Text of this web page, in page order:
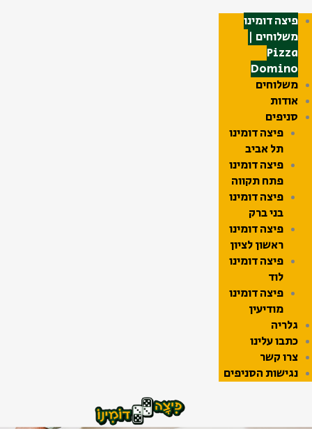
פיצה דומינו
משלוחים |
Pizza
Domino
משלוחים
אודות
סניפים
פיצה דומינו
תל אביב
פיצה דומינו
פתח תקווה
פיצה דומינו
בני ברק
פיצה דומינו
ראשון לציון
פיצה דומינו
לוד
פיצה דומינו
מודיעין
גלריה
כתבו עלינו
צרו קשר
נגישות הסניפים